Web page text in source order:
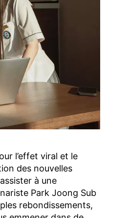
l’effet viral et le
des nouvelles
à une
Park Joong Sub
rebondissements,